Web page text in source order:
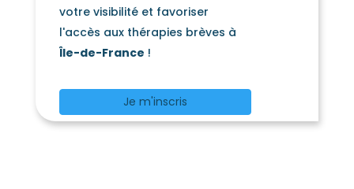
votre visibilité et favoriser
l'accès aux thérapies brèves à
Île-de-France !
Je m'inscris